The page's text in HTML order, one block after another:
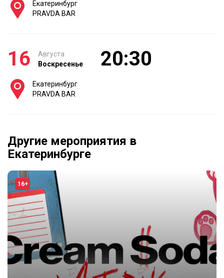
Екатеринбург
PRAVDA BAR
16
Августа
Воскресенье
20:30
Екатеринбург
PRAVDA BAR
Другие мероприятия в
Екатеринбурге
16+